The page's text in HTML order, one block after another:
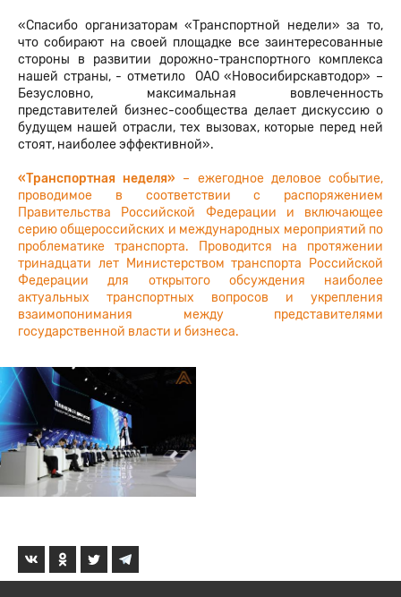
«Спасибо организаторам «Транспортной недели» за то,
что собирают на своей площадке все заинтересованные
стороны в развитии дорожно-транспортного комплекса
нашей страны, - отметило ОАО «Новосибирскавтодор» –
Безусловно, максимальная вовлеченность
представителей бизнес-сообщества делает дискуссию о
будущем нашей отрасли, тех вызовах, которые перед ней
стоят, наиболее эффективной».
«Транспортная неделя» – ежегодное деловое событие,
проводимое в соответствии с распоряжением
Правительства Российской Федерации и включающее
серию общероссийских и международных мероприятий по
проблематике транспорта. Проводится на протяжении
тринадцати лет Министерством транспорта Российской
Федерации для открытого обсуждения наиболее
актуальных транспортных вопросов и укрепления
взаимопонимания между представителями
государственной власти и бизнеса.